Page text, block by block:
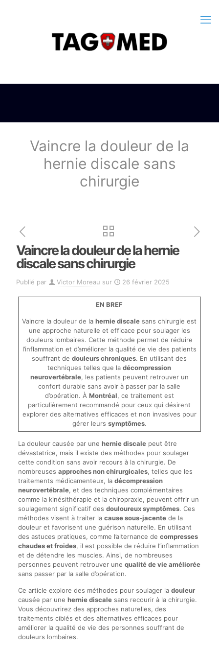
Vaincre la douleur de la
hernie discale sans
chirurgie
Vaincre la douleur de la hernie
discale sans chirurgie
Publié par Victor Moreau sur 26 février 2025
EN BREF
Vaincre la douleur de lahernie discale sans chirurgie est
une approche naturelle et efficace pour soulager les
douleurs lombaires. Cette méthode permet de réduire
l’inflammation et d’améliorer la qualité de vie des patients
souffrant dedouleurs chroniques. En utilisant des
techniques telles que ladécompression
neurovertébrale, les patients peuvent retrouver un
confort durable sans avoir à passer par la salle
d’opération. À Montréal, ce traitement est
particulièrement recommandé pour ceux qui désirent
explorer des alternatives efficaces et non invasives pour
gérer leurs symptômes.
La douleur causée par une hernie discalepeut être
dévastatrice, mais il existe des méthodes pour soulager
cette condition sans avoir recours à la chirurgie. De
nombreuses approches non chirurgicales, telles que les
traitements médicamenteux, la décompression
neurovertébrale, et des techniques complémentaires
comme la kinésithérapie et la chiropraxie, peuvent offrir un
soulagement significatif des douloureux symptômes. Ces
méthodes visent à traiter la cause sous-jacentede la
douleur et favorisent une guérison naturelle. En utilisant
des astuces pratiques, comme l’alternance de compresses
chaudes et froides, il est possible de réduire l’inflammation
et de détendre les muscles. Ainsi, de nombreuses
personnes peuvent retrouver une qualité de vie améliorée
sans passer par la salle d’opération.
Ce article explore des méthodes pour soulager la douleur
causée par une hernie discalesans recourir à la chirurgie.
Vous découvrirez des approches naturelles, des
traitements ciblés et des alternatives efficaces pour
améliorer la qualité de vie des personnes souffrant de
douleurs lombaires.